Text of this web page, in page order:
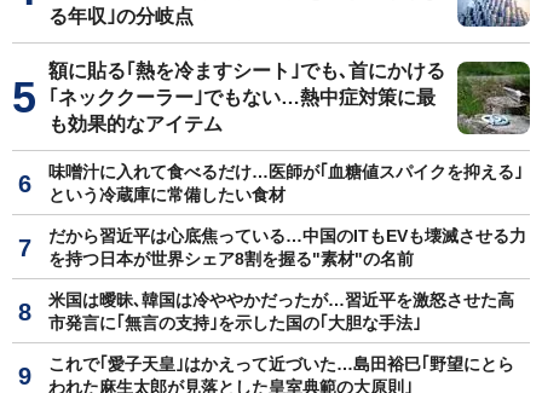
る年収｣の分岐点
額に貼る｢熱を冷ますシート｣でも､首にかける
｢ネッククーラー｣でもない…熱中症対策に最
も効果的なアイテム
味噌汁に入れて食べるだけ…医師が｢血糖値スパイクを抑える｣
という冷蔵庫に常備したい食材
だから習近平は心底焦っている…中国のITもEVも壊滅させる力
を持つ日本が世界シェア8割を握る"素材"の名前
米国は曖昧､韓国は冷ややかだったが…習近平を激怒させた高
市発言に｢無言の支持｣を示した国の｢大胆な手法｣
これで｢愛子天皇｣はかえって近づいた…島田裕巳｢野望にとら
われた麻生太郎が見落とした皇室典範の大原則｣